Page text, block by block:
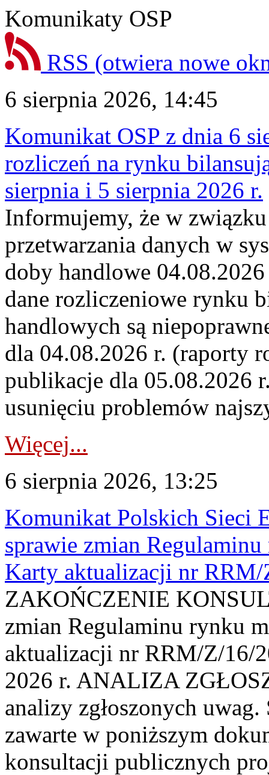
Komunikaty OSP
RSS (otwiera nowe
6 sierpnia 2026, 14:45
Komunikat OSP z dnia 6
rozliczeń na rynku
sierpnia i 5 sierpnia 2026 r.
Informujemy, że w
przetwarzania danych w
doby handlowe
dane rozliczeniowe rynku
handlowych są
dla 04.08.2026 r. (raporty
publikacje dla 05.08.2026
usunięciu problemów
Więcej...
6 sierpnia 2026, 13:25
Komunikat Polskich Sieci
sprawie zmian
Karty aktualizacji nr
ZAKOŃCZENIE
zmian Regulaminu rynku
aktualizacji nr RRM/Z/16/
2026 r. ANALIZA
analizy zgłoszonych
zawarte w poniższym
konsultacji publicznych